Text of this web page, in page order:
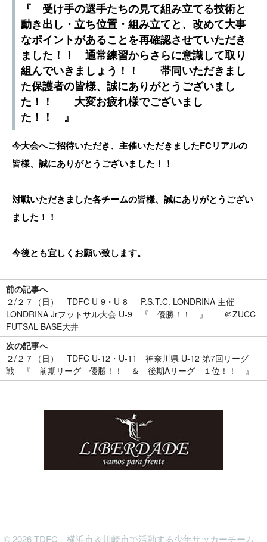
『 受け手の選手たちの見て組み立てる技術と
動き出し・立ち位置・組み立てと、改めて大事
なポイントがあることを再確認させていただき
ました！！ 通常練習からさらに意識して取り
組んでいきましょう！！ 帯同いただきまし
た保護者の皆様、誠にありがとうございまし
た！！ 大変お疲れ様でございまし
た！！ 』
今大会へご招待いただき、主催いただきましたFCリアルの
皆様、誠にありがとうございました！！
対戦いただきました各チームの皆様、誠にありがとうござい
ました！！
今後とも宜しくお願い致します。
前の記事へ
２/２７（日） TDFC U-9・U-8 P.S.T.C. LONDRINA 主催
LONDRINA Jrフットサル大会 U-9 『 優勝！！ 』 ＠ZUCC
FUTSAL BASE大井
次の記事へ
２/２７（日） TDFC U-12・U-11 神奈川県 U-12 第7回リーグ
戦 『 前期リーグ 優勝！！ ＆ 後期Aリーグ １位！！ 』
© 2026TDFC 横浜市＆川崎市で活動する少年サッカーチーム